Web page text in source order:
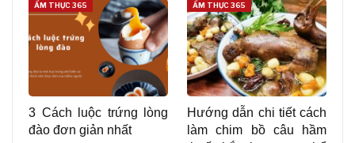
ẨM THỰC 365
3 Cách luộc trứng lòng
đào đơn giản nhất
ẨM THỰC 365
Hướng dẫn chi tiết cách
làm chim bồ câu hầm